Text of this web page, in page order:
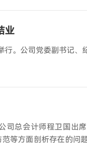
业
行。公司党委副书记、
司总会计师程卫国出
等方面剖析存在的问